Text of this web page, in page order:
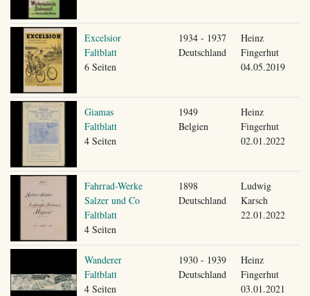
Excelsior
Faltblatt
6 Seiten
1934 - 1937
Deutschland
Heinz
Fingerhut
04.05.2019
Giamas
Faltblatt
4 Seiten
1949
Belgien
Heinz
Fingerhut
02.01.2022
Fahrrad-Werke
Salzer und Co
Faltblatt
4 Seiten
1898
Deutschland
Ludwig
Karsch
22.01.2022
Wanderer
Faltblatt
4 Seiten
1930 - 1939
Deutschland
Heinz
Fingerhut
03.01.2021